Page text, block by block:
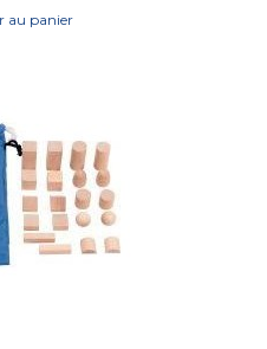
au panier